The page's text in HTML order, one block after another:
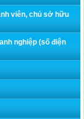
viên, chủ sở hữu
nghiệp (số điện